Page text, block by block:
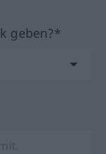
geben?*